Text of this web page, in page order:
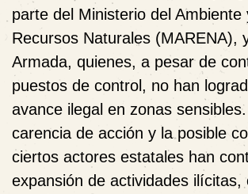
parte del Ministerio del Ambiente
Recursos Naturales (MARENA),
Armada, quienes, a pesar de
puestos de control, no han
avance ilegal en zonas
carencia de acción y la posible
ciertos actores estatales han
expansión de actividades ilícitas,